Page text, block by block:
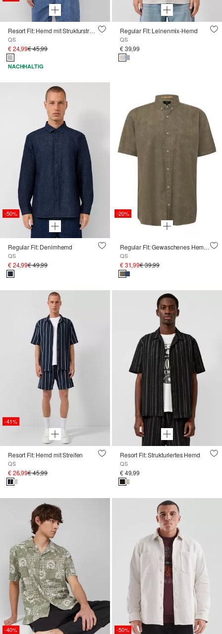
Resort Fit: Hemd mit Strukturstreifen
QS
€ 24,99€ 45,99
NACHHALTIG
Regular Fit: Leinenmix-Hemd
QS
€ 39,99
-50%
Regular Fit: Denimhemd
QS
€ 24,99€ 49,99
-20%
Regular Fit: Gewaschenes Hemd mit All-over-Print
QS
€ 31,99€ 39,99
-41%
Resort Fit: Hemd mit Streifen
QS
€ 26,99€ 45,99
Resort Fit: Strukturiertes Hemd
QS
€ 49,99
-40% -50%